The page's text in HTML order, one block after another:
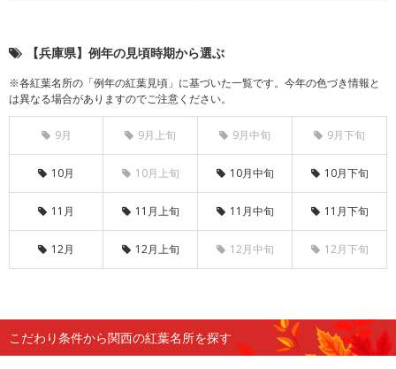
【兵庫県】例年の見頃時期から選ぶ
※各紅葉名所の「例年の紅葉見頃」に基づいた一覧です。今年の色づき情報と
は異なる場合がありますのでご注意ください。
9月 9月上旬 9月中旬 9月下旬
10月 10月上旬 10月中旬 10月下旬
11月 11月上旬 11月中旬 11月下旬
12月 12月上旬 12月中旬 12月下旬
こだわり条件から関西の紅葉名所を探す